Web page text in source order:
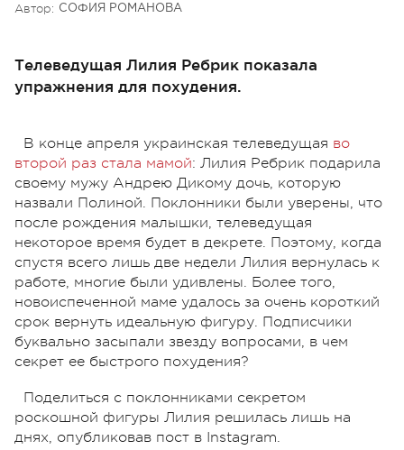
Автор: СОФИЯ РОМАНОВА
Телеведущая Лилия Ребрик показала
упражнения для похудения.
В конце апреля украинская телеведущая во
второй раз стала мамой: Лилия Ребрик подарила
своему мужу Андрею Дикому дочь, которую
назвали Полиной. Поклонники были уверены, что
после рождения малышки, телеведущая
некоторое время будет в декрете. Поэтому, когда
спустя всего лишь две недели Лилия вернулась к
работе, многие были удивлены. Более того,
новоиспеченной маме удалось за очень короткий
срок вернуть идеальную фигуру. Подписчики
буквально засыпали звезду вопросами, в чем
секрет ее быстрого похудения?
Поделиться с поклонниками секретом
роскошной фигуры Лилия решилась лишь на
днях, опубликовав пост в Instagram.